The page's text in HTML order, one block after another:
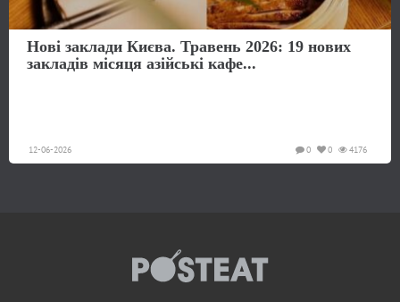
Нові заклади Києва. Травень 2026: 19 нових
закладів місяця азійські кафе...
12-06-2026 4176
0
0